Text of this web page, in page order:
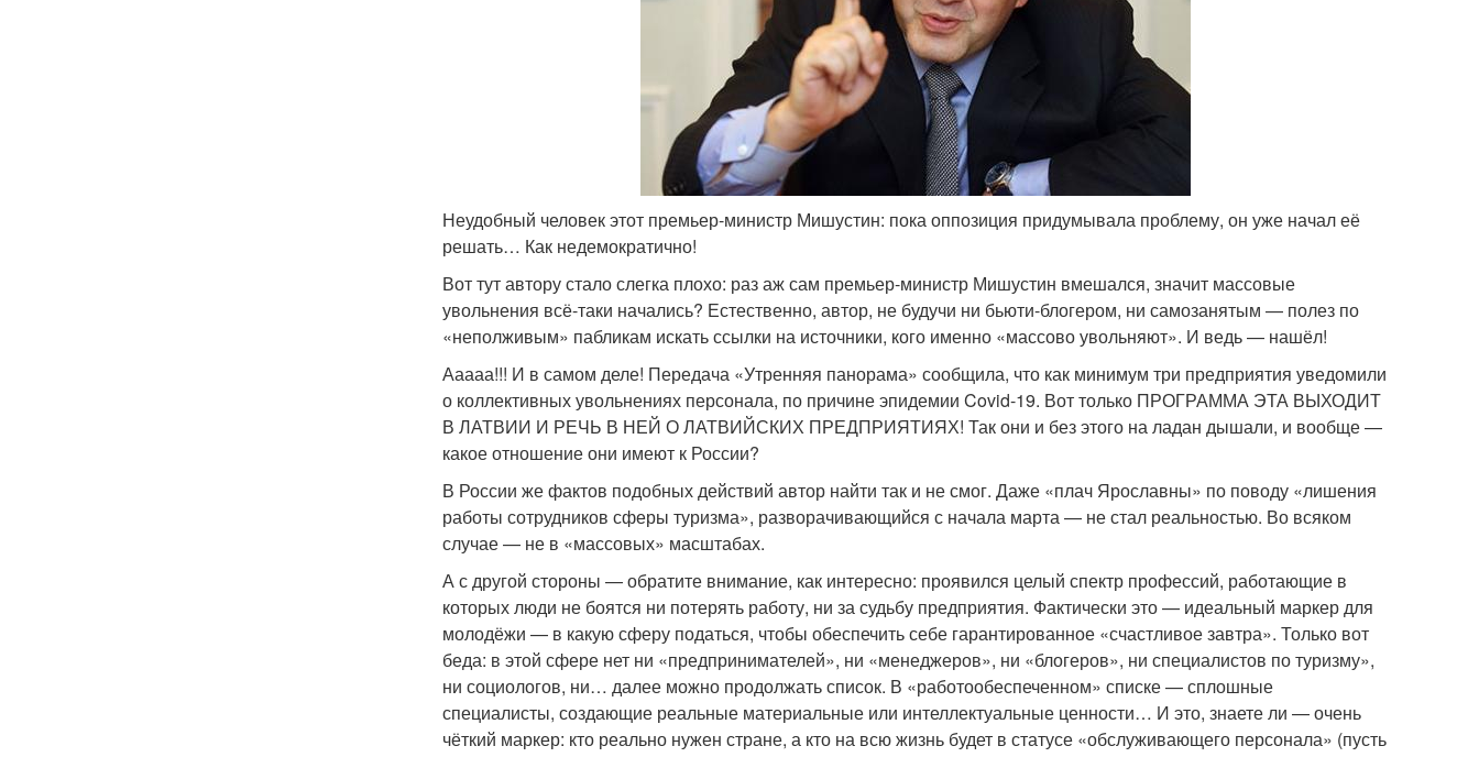
Неудобный человек этот премьер-министр Мишустин: пока оппозиция придумывала проблему, он уже начал её
решать… Как недемократично!
Вот тут автору стало слегка плохо: раз аж сам премьер-министр Мишустин вмешался, значит массовые
увольнения всё-таки начались? Естественно, автор, не будучи ни бьюти-блогером, ни самозанятым — полез по
«неполживым» пабликам искать ссылки на источники, кого именно «массово увольняют». И ведь — нашёл!
Ааааа!!! И в самом деле! Передача «Утренняя панорама» сообщила, что как минимум три предприятия уведомили
о коллективных увольнениях персонала, по причине эпидемии Covid-19. Вот только ПРОГРАММА ЭТА ВЫХОДИТ
В ЛАТВИИ И РЕЧЬ В НЕЙ О ЛАТВИЙСКИХ ПРЕДПРИЯТИЯХ! Так они и без этого на ладан дышали, и вообще —
какое отношение они имеют к России?
В России же фактов подобных действий автор найти так и не смог. Даже «плач Ярославны» по поводу «лишения
работы сотрудников сферы туризма», разворачивающийся с начала марта — не стал реальностью. Во всяком
случае — не в «массовых» масштабах.
А с другой стороны — обратите внимание, как интересно: проявился целый спектр профессий, работающие в
которых люди не боятся ни потерять работу, ни за судьбу предприятия. Фактически это — идеальный маркер для
молодёжи — в какую сферу податься, чтобы обеспечить себе гарантированное «счастливое завтра». Только вот
беда: в этой сфере нет ни «предпринимателей», ни «менеджеров», ни «блогеров», ни специалистов по туризму»,
ни социологов, ни… далее можно продолжать список. В «работообеспеченном» списке — сплошные
специалисты, создающие реальные материальные или интеллектуальные ценности… И это, знаете ли — очень
чёткий маркер: кто реально нужен стране, а кто на всю жизнь будет в статусе «обслуживающего персонала» (пусть